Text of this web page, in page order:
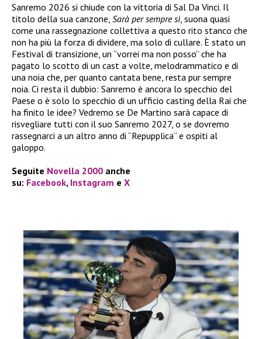
Sanremo 2026 si chiude con la vittoria di Sal Da Vinci. Il
titolo della sua canzone, Sarà per sempre sì , suona quasi
come una rassegnazione collettiva a questo rito stanco che
non ha più la forza di dividere, ma solo di cullare. È stato un
Festival di transizione, un “vorrei ma non posso” che ha
pagato lo scotto di un cast a volte, melodrammatico e di
una noia che, per quanto cantata bene, resta pur sempre
noia. Ci resta il dubbio: Sanremo è ancora lo specchio del
Paese o è solo lo specchio di un ufficio casting della Rai che
ha finito le idee? Vedremo se De Martino sarà capace di
risvegliare tutti con il suo Sanremo 2027, o se dovremo
rassegnarci a un altro anno di “Repupplica” e ospiti al
galoppo.
Seguite Novella 2000 anche
su: Facebook, Instagram e X